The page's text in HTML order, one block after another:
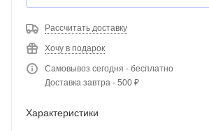
Рассчитать доставку
Хочу в подарок
Самовывоз сегодня - бесплатно
Доставка завтра - 500 ₽
Характеристики